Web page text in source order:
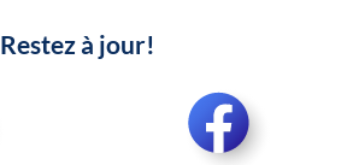
Restez à jour!